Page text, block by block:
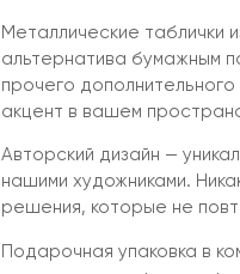
Металлические таблички
альтернатива бумажным
прочего
акцент в вашем
Авторский дизайн —
нашими художниками.
решения, которые не
Подарочная упаковка в